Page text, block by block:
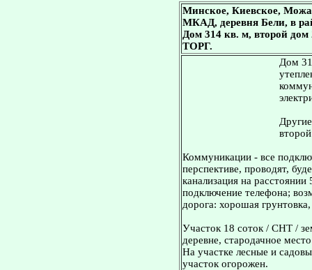
Минское, Киевское,
МКАД, деревня Бели, в
Дом 314 кв. м, второй
ТОРГ.
Дом
Коммуникации - все
перспективе, проводят,
канализация на
подключение телефона;
дорога: хорошая
Участок 18 соток / СНТ /
деревне, стародачное
На участке лесные и
участок огорожен.